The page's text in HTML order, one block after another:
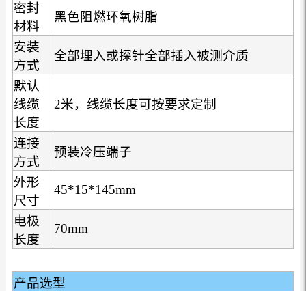
密封
材料
黑色阻燃环氧树脂
安装
方式
全部埋入或探针全部插入被测介质
默认
线缆
长度
2米，线缆长度可按要求定制
连接
方式
预装冷压端子
外形
尺寸
45*15*145mm
电极
长度
70mm
产品选型